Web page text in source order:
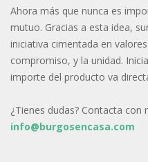
Ahora más que nunca es
mutuo. Gracias a esta idea,
iniciativa cimentada en
compromiso, y la unidad.
importe del producto va
¿Tienes dudas? Contacta con
info@burgosencasa.com